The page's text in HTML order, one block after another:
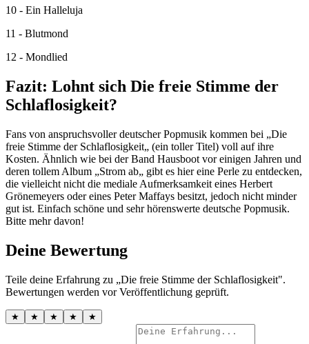
10 - Ein Halleluja
11 - Blutmond
12 - Mondlied
Fazit: Lohnt sich Die freie Stimme der
Schlaflosigkeit?
Fans von anspruchsvoller deutscher Popmusik kommen bei „Die
freie Stimme der Schlaflosigkeit„ (ein toller Titel) voll auf ihre
Kosten. Ähnlich wie bei der Band Hausboot vor einigen Jahren und
deren tollem Album „Strom ab„ gibt es hier eine Perle zu entdecken,
die vielleicht nicht die mediale Aufmerksamkeit eines Herbert
Grönemeyers oder eines Peter Maffays besitzt, jedoch nicht minder
gut ist. Einfach schöne und sehr hörenswerte deutsche Popmusik.
Bitte mehr davon!
Deine Bewertung
Teile deine Erfahrung zu „Die freie Stimme der Schlaflosigkeit".
Bewertungen werden vor Veröffentlichung geprüft.
★ ★ ★ ★ ★